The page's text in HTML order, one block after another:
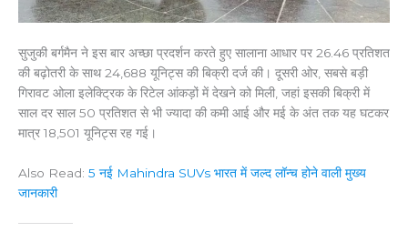
सुजुकी बर्गमैन ने इस बार अच्छा प्रदर्शन करते हुए सालाना आधार पर 26.46 प्रतिशत
की बढ़ोतरी के साथ 24,688 यूनिट्स की बिक्री दर्ज की। दूसरी ओर, सबसे बड़ी
गिरावट ओला इलेक्ट्रिक के रिटेल आंकड़ों में देखने को मिली, जहां इसकी बिक्री में
साल दर साल 50 प्रतिशत से भी ज्यादा की कमी आई और मई के अंत तक यह घटकर
मात्र 18,501 यूनिट्स रह गई।
Also Read: 5 नई Mahindra SUVs भारत में जल्द लॉन्च होने वाली मुख्य
जानकारी